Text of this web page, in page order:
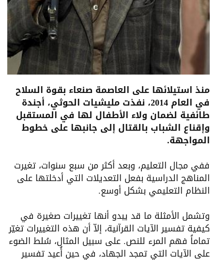
منذ استيلائها على العاصمة صنعاء بقوة السلاح
في العام 2014، نفذت مليشيات الحوثي، أجندة
طائفية لضمان ولاء الأطفال لها في المستقبل
وإقناع الشباب بالقتال إلى جانبها على خطوط
المواجهة.
ففي مجال التعليم، وبعد أكثر من سبع سنوات، تغيرت
المناهج الدراسية بفعل التعديلات التي أدخلتها على
النظام التعليمي بشكل أوسع.
وتشمل الأمثلة ما قد يبدو أنها تغييرات صغيرة في
كيفية تفسير الآيات القرآنية، إلاّ أن هذه التغييرات تغيّر
تماماً فهم المرء للنص. على سبيل المثال، سُلط الضوء
على الآيات التي تمجد الجهاد، في حين أُعيد تفسير